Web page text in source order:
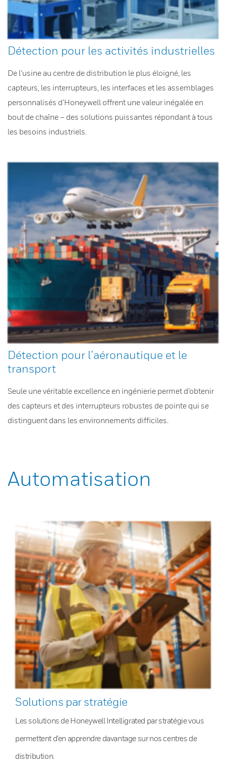
Détection pour les activités industrielles
De l’usine au centre de distribution le plus éloigné, les
capteurs, les interrupteurs, les interfaces et les assemblages
personnalisés d’Honeywell offrent une valeur inégalée en
bout de chaîne – des solutions puissantes répondant à tous
les besoins industriels.
Détection pour l’aéronautique et le
transport
Seule une véritable excellence en ingénierie permet d’obtenir
des capteurs et des interrupteurs robustes de pointe qui se
distinguent dans les environnements difficiles.
Automatisation
Solutions par stratégie
Les solutions de Honeywell Intelligrated par stratégie vous
permettent d’en apprendre davantage sur nos centres de
distribution.